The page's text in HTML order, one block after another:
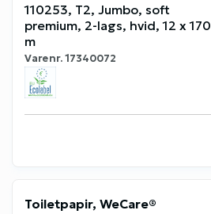
110253, T2, Jumbo, soft
premium, 2-lags, hvid, 12 x 170
m
Varenr.17340072
Toiletpapir, WeCare®